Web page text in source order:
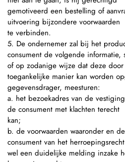
gemotiveerd een bestelling of
uitvoering bijzondere voorwaarden
te verbinden.
5. De ondernemer zal bij het
consument de volgende informatie,
of op zodanige wijze dat deze
toegankelijke manier kan worden
gegevensdrager, meesturen:
a. het bezoekadres van de
de consument met klachten terecht
kan;
b. de voorwaarden waaronder en
consument van het
wel een duidelijke melding inzake